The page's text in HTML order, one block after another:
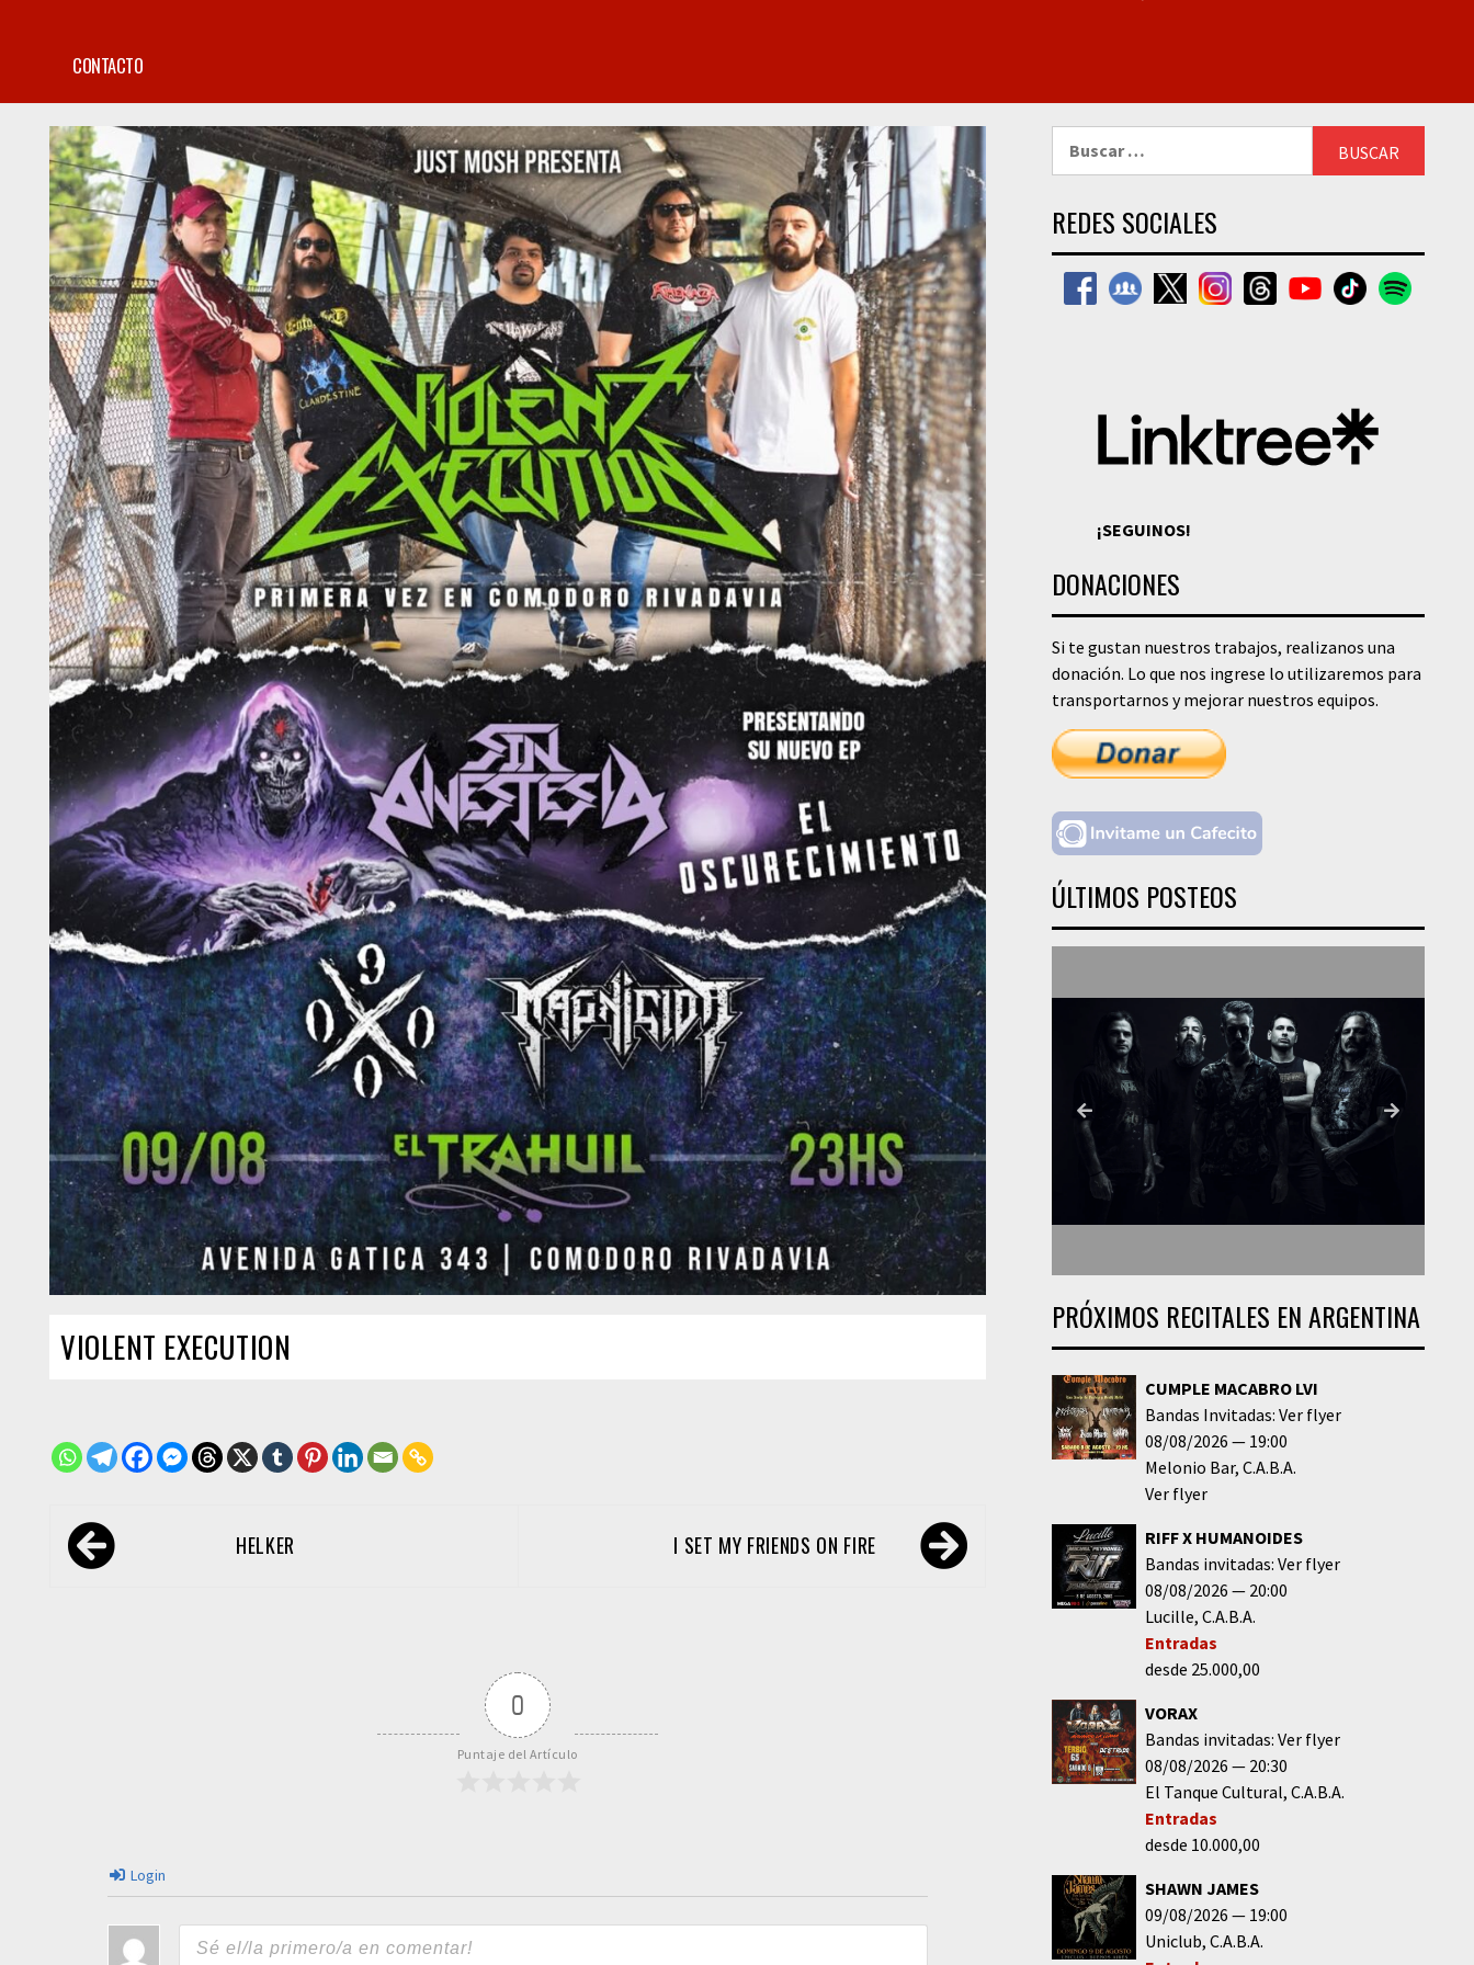
CONTACTO
VIOLENT EXECUTION
Navegación
de HELKER I SET MY FRIENDS ON FIRE
0
Puntaje del Artículo
Login
REDES SOCIALES
¡SEGUINOS!
DONACIONES
Si te gustan nuestros trabajos, realizanos una
donación. Lo que nos ingrese lo utilizaremos para
transportarnos y mejorar nuestros equipos.
ÚLTIMOS POSTEOS
PRÓXIMOS RECITALES EN ARGENTINA
CUMPLE MACABRO LVI
Bandas Invitadas: Ver flyer
08/08/2026
19:00
Melonio Bar C.A.B.A.
Ver flyer
RIFF X HUMANOIDES
Bandas invitadas: Ver flyer
08/08/2026
20:00
Lucille C.A.B.A.
Entradas
desde 25.000,00
VORAX
Bandas invitadas: Ver flyer
08/08/2026
20:30
El Tanque Cultural C.A.B.A.
Entradas
desde 10.000,00
SHAWN JAMES
09/08/2026
19:00
Uniclub C.A.B.A.